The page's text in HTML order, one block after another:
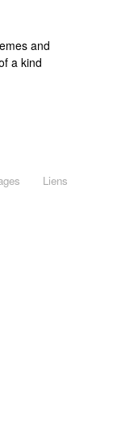
2010
and
a kind
Liens